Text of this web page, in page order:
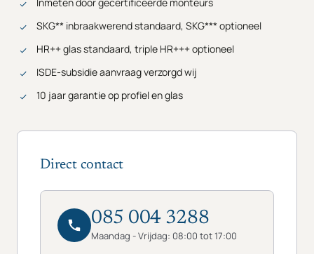
SKG** inbraakwerend standaard, SKG*** optioneel
HR++ glas standaard, triple HR+++ optioneel
ISDE-subsidie aanvraag verzorgd wij
10 jaar garantie op profiel en glas
Direct contact
085 004 3288
Maandag - Vrijdag: 08:00 tot 17:00